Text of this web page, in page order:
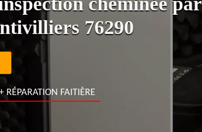
76290
RÉPARATION FAITIÈRE